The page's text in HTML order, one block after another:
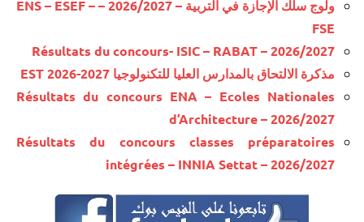
ولوج سلك الإجازة في التربية – 2026/2027 – ENS – ESEF –
FSE
Résultats du concours- ISIC – RABAT – 2026/2027
مذكرة الالتحاق بالمدارس العليا للتكنولوجيا EST 2026-2027
Résultats du concours ENA – Ecoles Nationales
d’Architecture – 2026/2027
Résultats du concours classes préparatoires
intégrées – INNIA Settat – 2026/2027